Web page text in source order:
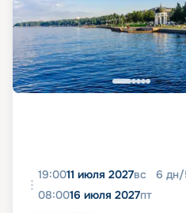
19:0011 июля 2027вс 6 дн/
08:0016 июля 2027пт